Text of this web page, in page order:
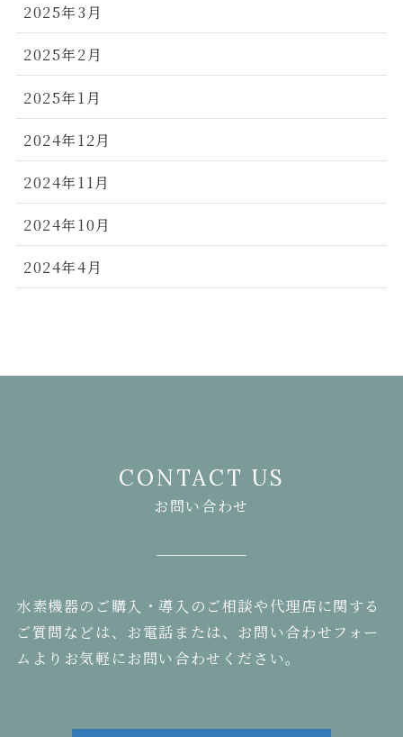
2025年3月
2025年2月
2025年1月
2024年12月
2024年11月
2024年10月
2024年4月
CONTACT US
お問い合わせ
水素機器のご購入・導入のご相談や代理店に関する
ご質問などは、お電話または、お問い合わせフォー
ムよりお気軽にお問い合わせください。